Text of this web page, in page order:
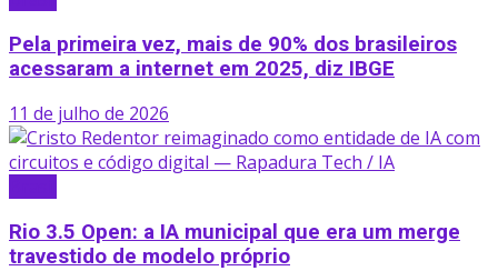
Pela primeira vez, mais de 90% dos brasileiros
acessaram a internet em 2025, diz IBGE
11 de julho de 2026
Rio 3.5 Open: a IA municipal que era um merge
travestido de modelo próprio